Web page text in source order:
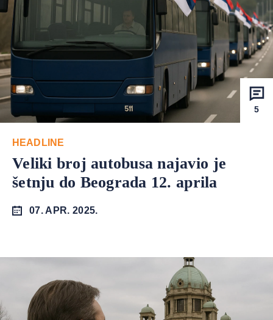
5
HEADLINE
Veliki broj autobusa najavio je
šetnju do Beograda 12. aprila
07. APR. 2025.